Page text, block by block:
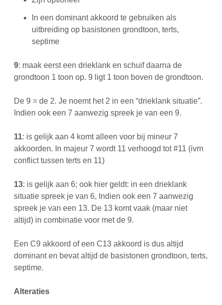
In een dominant akkoord te gebruiken als
uitbreiding op basistonen grondtoon, terts,
septime
9: maak eerst een drieklank en schuif daarna de
grondtoon 1 toon op. 9 ligt 1 toon boven de grondtoon.
De 9 = de 2. Je noemt het 2 in een “drieklank situatie”.
Indien ook een 7 aanwezig spreek je van een 9.
11: is gelijk aan 4 komt alleen voor bij mineur 7
akkoorden. In majeur 7 wordt 11 verhoogd tot #11 (ivm
conflict tussen terts en 11)
13: is gelijk aan 6; ook hier geldt: in een drieklank
situatie spreek je van 6, Indien ook een 7 aanwezig
spreek je van een 13. De 13 komt vaak (maar niet
altijd) in combinatie voor met de 9.
Een C9 akkoord of een C13 akkoord is dus altijd
dominant en bevat altijd de basistonen grondtoon, terts,
septime.
Alteraties